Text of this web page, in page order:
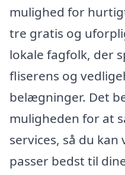
mulighed for
tre gratis og
lokale fagfolk, der
fliserens og
belægninger. Det
muligheden for at
services, så du
passer bedst til